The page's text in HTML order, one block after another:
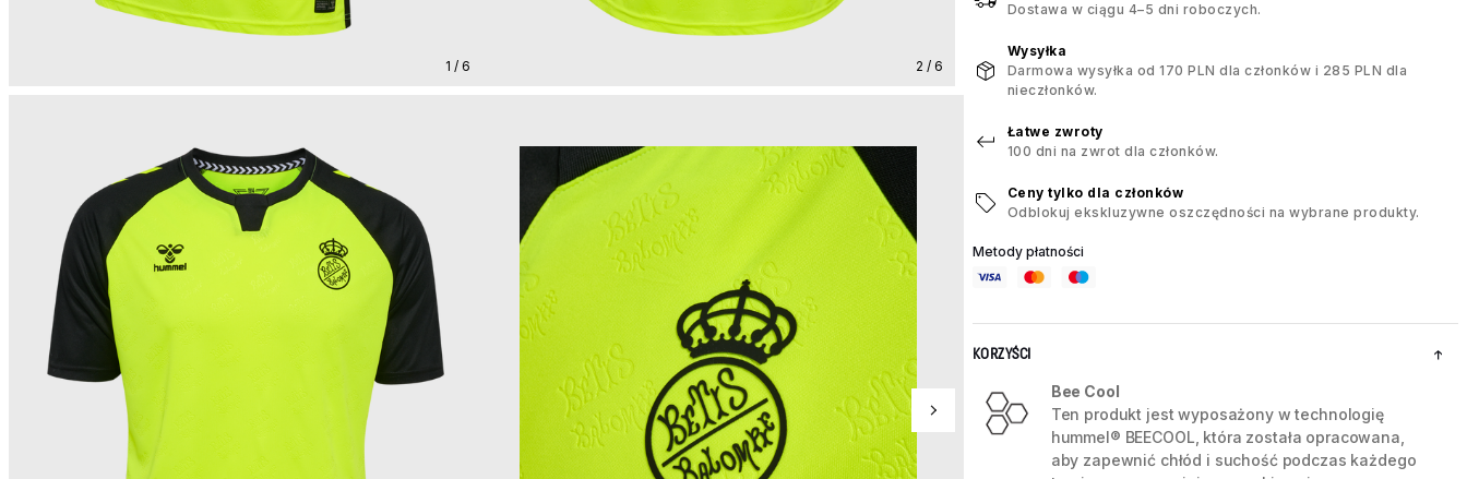
1 / 6 2 / 6
Dostawa w ciągu 4–5 dni roboczych.
Wysyłka
Darmowa wysyłka od 170 PLN dla członków i 285 PLN dla
nieczłonków.
Łatwe zwroty
100 dni na zwrot dla członków.
Ceny tylko dla członków
Odblokuj ekskluzywne oszczędności na wybrane produkty.
Metody płatności
KORZYŚCI
Bee Cool
Ten produkt jest wyposażony w technologię
hummel® BEECOOL, która została opracowana,
aby zapewnić chłód i suchość podczas każdego